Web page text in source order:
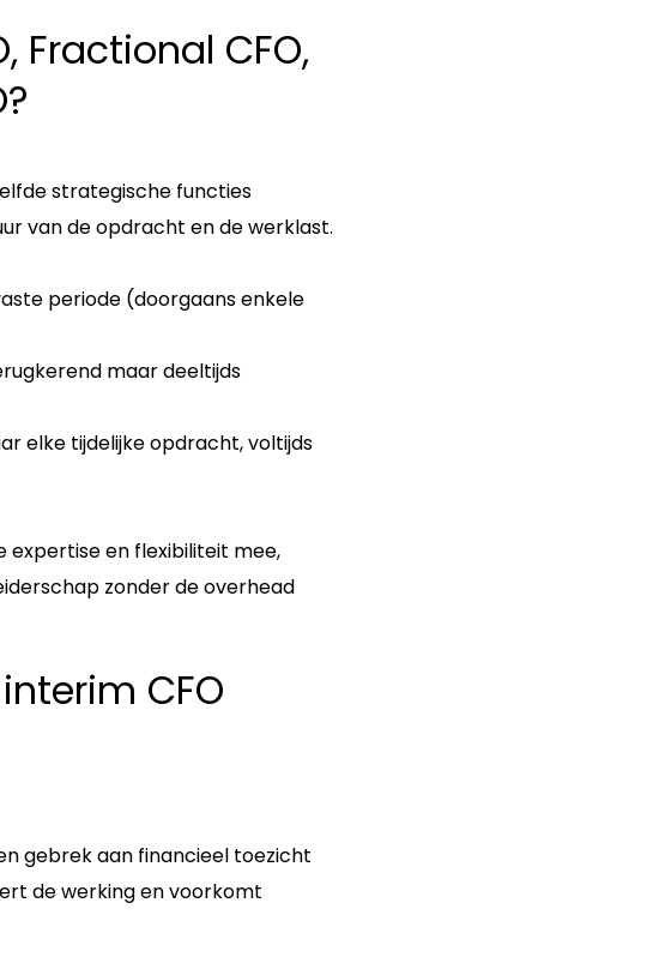
Fractional CFO,
strategische functies
van de opdracht en de werklast.
periode (doorgaans enkele
maar deeltijds
elke tijdelijke opdracht, voltijds
expertise en flexibiliteit mee,
zonder de overhead
CFO
gebrek aan financieel toezicht
de werking en voorkomt